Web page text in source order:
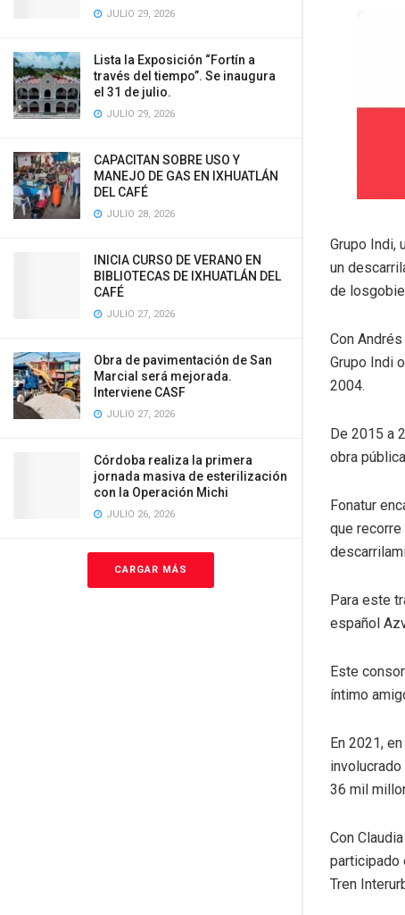
JULIO 29, 2026
Lista la Exposición “Fortín a
través del tiempo”. Se inaugura
el 31 de julio.
JULIO 29, 2026
CAPACITAN SOBRE USO Y
MANEJO DE GAS EN IXHUATLÁN
DEL CAFÉ
JULIO 28, 2026
INICIA CURSO DE VERANO EN
BIBLIOTECAS DE IXHUATLÁN DEL
CAFÉ
JULIO 27, 2026
Obra de pavimentación de San
Marcial será mejorada.
Interviene CASF
JULIO 27, 2026
Córdoba realiza la primera
jornada masiva de esterilización
con la Operación Michi
JULIO 26, 2026
CARGAR MÁS
Grupo Indi,
un
de
Con
Grupo Indi
2004.
De 2015 a
obra
Fonatur
que
Para este
español
Este
íntimo
En 2021,
36 mil
Con
participado
Tren